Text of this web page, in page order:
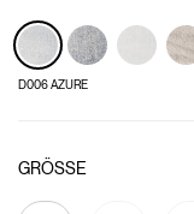
D006 AZURE
GRÖSSE